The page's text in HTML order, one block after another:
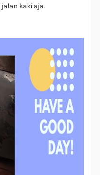
kaki aja.